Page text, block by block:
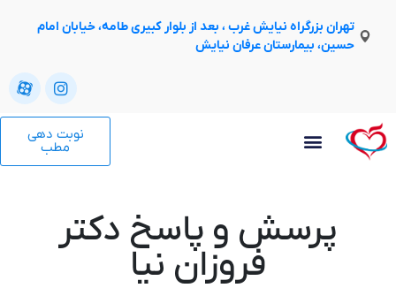
تهران بزرگراه نیایش غرب ، بعد از بلوار کبیری طامه، خیابان امام
حسین، بیمارستان عرفان نیایش
نوبت دهی
پرسش و پاسخ دکتر
فروزان نیا